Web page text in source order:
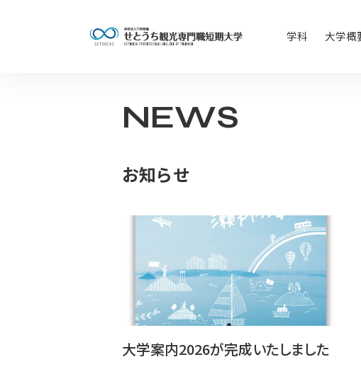
学科 大学概
NEWS
お知らせ
大学案内2026が完成いたしました